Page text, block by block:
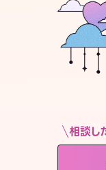
相談し